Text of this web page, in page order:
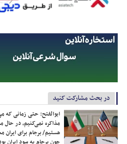
در بحث مشارکت کنید
ابوالفتح: حتی زمانی که
مذاکره نمی‌کنیم، در حال
هستیم/ برجام برای ایران
چون برجام به سود ایران